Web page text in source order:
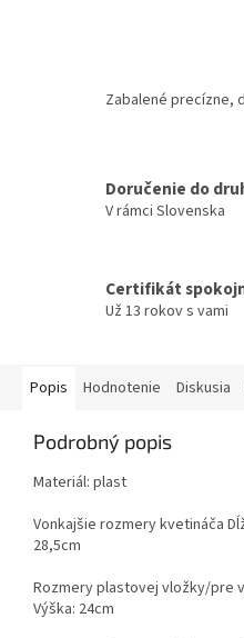
Zabalené precízne,
Doručenie do
V rámci Slovenska
Certifikát
Už 13 rokov s vami
Popis Hodnotenie Diskusia
Podrobný popis
Materiál: plast
Vonkajšie rozmery kvetináča
28,5cm
Rozmery plastovej vložky/pre
Výška: 24cm